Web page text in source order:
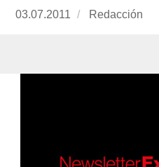
Publicado
03.07.2011 https://
Redacción